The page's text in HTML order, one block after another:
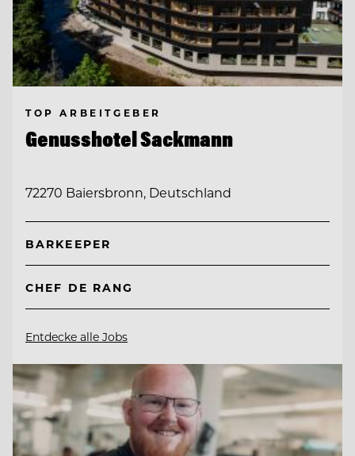
TOP ARBEITGEBER
Genusshotel Sackmann
72270 Baiersbronn, Deutschland
BARKEEPER
CHEF DE RANG
Entdecke alle Jobs